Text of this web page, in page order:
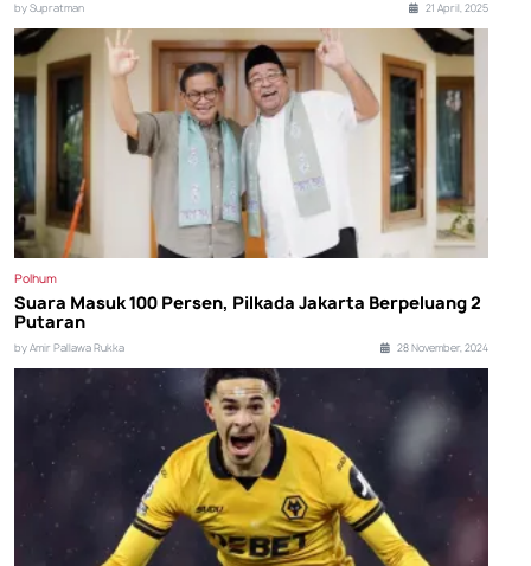
by Supratman 21 April, 2025
Polhum
Suara Masuk 100 Persen, Pilkada Jakarta Berpeluang 2
Putaran
by Amir Pallawa Rukka 28 November, 2024